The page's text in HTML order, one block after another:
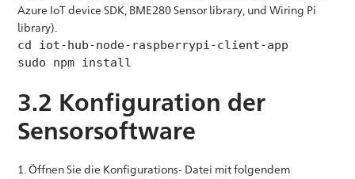
Azure IoT device SDK, BME280 Sensor library, und Wiring Pi
library).
cd iot-hub-node-raspberrypi-client-app
sudo npm install
3.2 Konfiguration der
Sensorsoftware
1. Öffnen Sie die Konfigurations- Datei mit folgendem